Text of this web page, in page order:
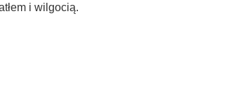
i wilgocią.